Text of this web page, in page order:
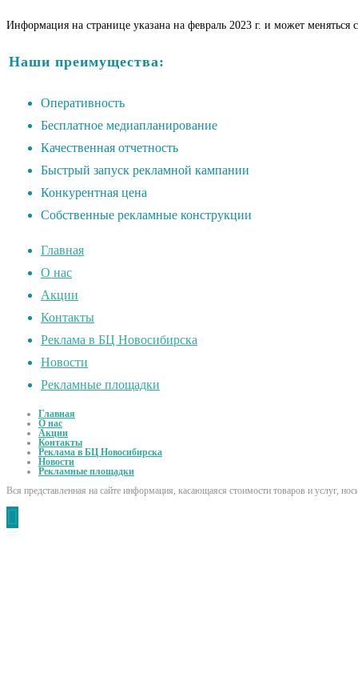
Информация на странице указана на февраль 2023 г. и может
Наши преимущества:
Оперативность
Бесплатное медиапланирование
Качественная отчетность
Быстрый запуск рекламной кампании
Конкурентная цена
Собственные рекламные конструкции
Главная
О нас
Акции
Контакты
Реклама в БЦ Новосибирска
Новости
Рекламные площадки
Главная
О нас
Акции
Контакты
Реклама в БЦ Новосибирска
Новости
Рекламные площадки
Вся представленная на сайте информация, касающаяся стоимости товаров и услуг,